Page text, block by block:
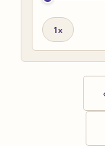
Playback
‹